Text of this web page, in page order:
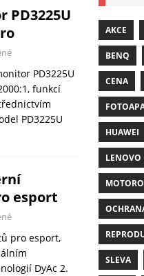
PD3225U
PD3225U
funkcí
PD3225U
esport
pro esport,
DyAc 2.
AKCE
BENQ
CENA
HUAWEI
LENOVO
SLEVA